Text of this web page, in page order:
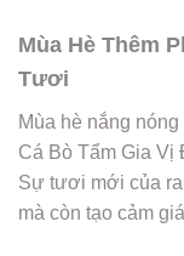
Mùa Hè Thêm
Tươi
Mùa hè nắng
Cá Bò Tẩm Gia Vị
Sự tươi mới của
mà còn tạo cảm